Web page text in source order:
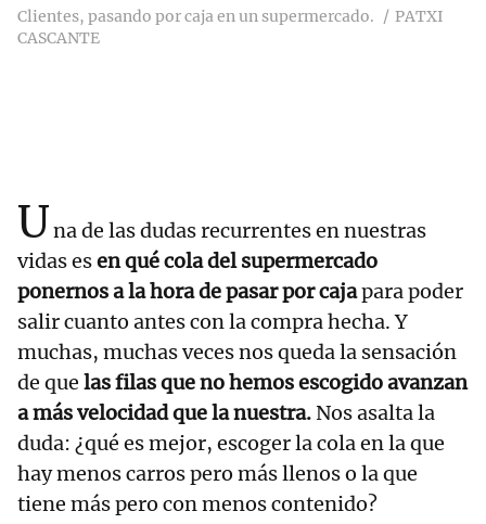
Clientes, pasando por caja en un supermercado.
PATXI
CASCANTE
Una de las dudas recurrentes en nuestras
vidas esen qué cola del supermercado
ponernos a la hora de pasar por cajapara poder
salir cuanto antes con la compra hecha. Y
muchas, muchas veces nos queda la sensación
de que las filas que no hemos escogido avanzan
a más velocidad que la nuestra. Nos asalta la
duda: ¿qué es mejor, escoger la cola en la que
hay menos carros pero más llenos o la que
tiene más pero con menos contenido?